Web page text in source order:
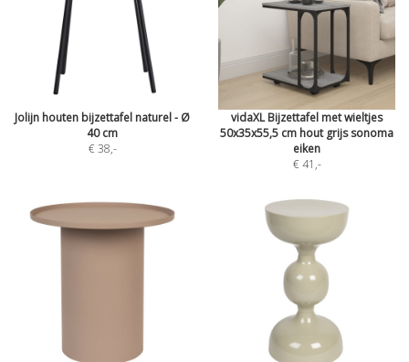
Jolijn houten bijzettafel naturel - Ø
40 cm
€ 38,-
vidaXL Bijzettafel met wieltjes
50x35x55,5 cm hout grijs sonoma
eiken
€ 41 ,-